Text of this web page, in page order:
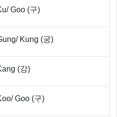
Goo (구)
Kung (궁)
(강)
Goo (구)